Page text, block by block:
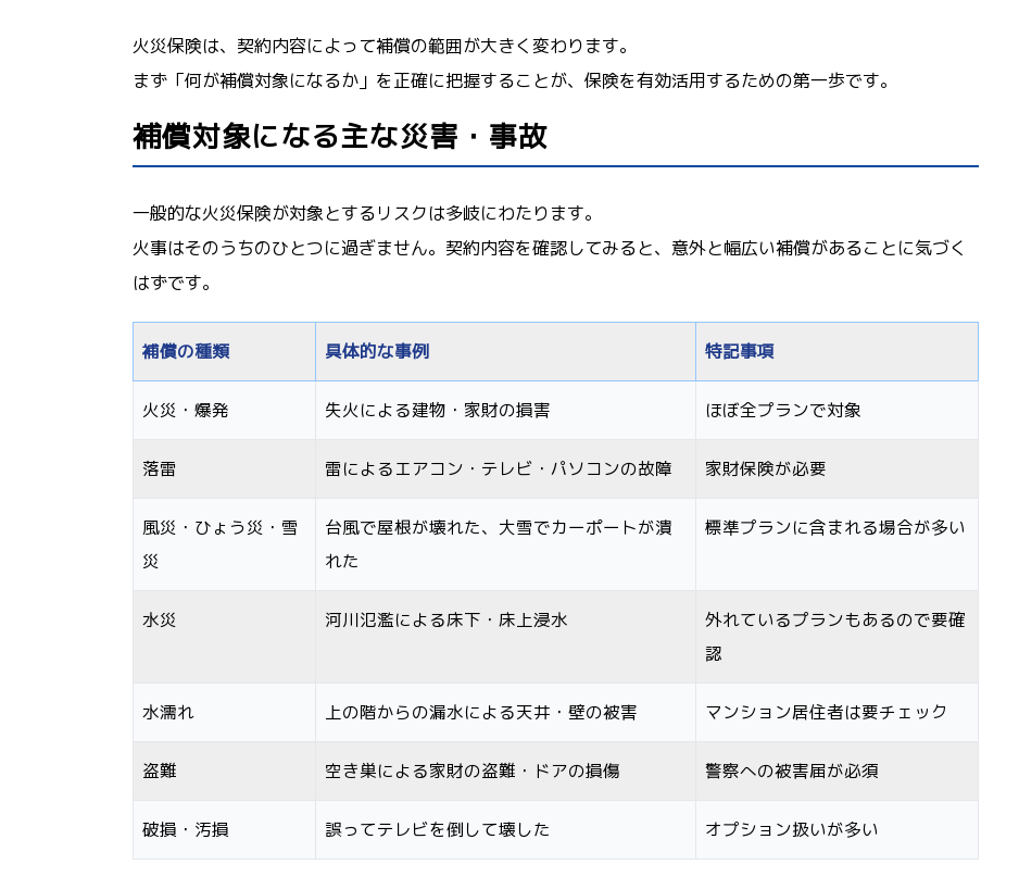
火災保険は、契約内容によって補償の範囲が大きく変わります。
まず「何が補償対象になるか」を正確に把握することが、保険を有効活用するための第一歩です。
補償対象になる主な災害・事故
一般的な火災保険が対象とするリスクは多岐にわたります。
火事はそのうちのひとつに過ぎません。契約内容を確認してみると、意外と幅広い補償があることに気づく
はずです。
補償の種類 具体的な事例 特記事項
火災・爆発 失火による建物・家財の損害 ほぼ全プランで対象
落雷 雷によるエアコン・テレビ・パソコンの故障 家財保険が必要
風災・ひょう災・雪
災
台風で屋根が壊れた、大雪でカーポートが潰
れた
標準プランに含まれる場合が多い
水災 河川氾濫による床下・床上浸水
外れているプランもあるので要確
認
水濡れ 上の階からの漏水による天井・壁の被害 マンション居住者は要チェック
盗難 空き巣による家財の盗難・ドアの損傷 警察への被害届が必須
破損・汚損 誤ってテレビを倒して壊した オプション扱いが多い